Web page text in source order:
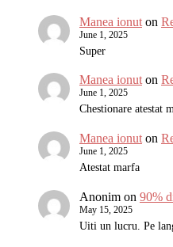
Manea ionut on
June 1, 2025
Super
Manea ionut on
June 1, 2025
Chestionare atestat
Manea ionut on
June 1, 2025
Atestat marfa
Anonim on 90%
May 15, 2025
Uiti un lucru. Pe